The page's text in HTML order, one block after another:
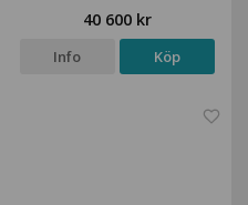
40 600 kr
Info Köp